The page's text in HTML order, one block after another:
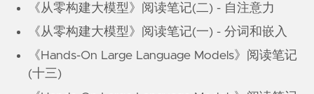
《从零构建大模型》阅读笔记(二) - 自注意力
《从零构建大模型》阅读笔记(一) - 分词和嵌入
《Hands-On Large Language Models》阅读笔记
(十三)